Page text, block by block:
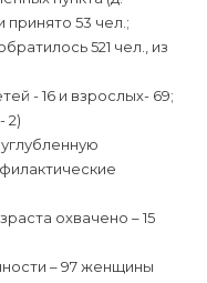
53 чел.;
521 чел., из
- 16 и взрослых- 69;
2)
охвачено – 15
– 97 женщины